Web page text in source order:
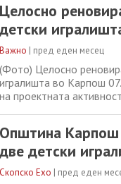
игралиште кое се наоѓа
Парапунов обновени се
поставени се нови
останатата урбана
катче, извести
Целосно
детски
Важно | пред еден месец
(Фото) Целосно
игралишта во Карпош
на проектната
старите и оштетени
детски игралишта. На
кое се наоѓа на улицата
обновени се клупите,
Општина
две детски
Скопско Ехо | пред еден